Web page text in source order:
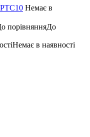
Немає в
До
Немає в наявності